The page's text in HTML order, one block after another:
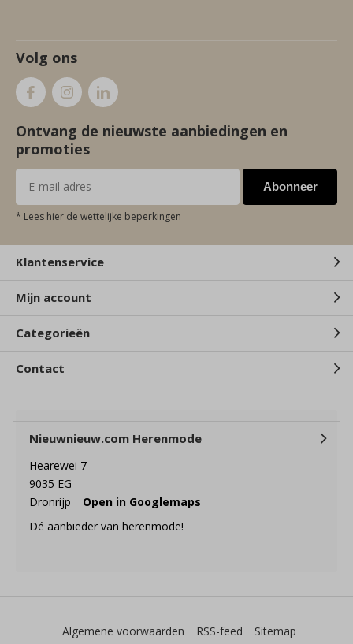
Volg ons
Ontvang de nieuwste aanbiedingen en
promoties
Abonneer
* Lees hier de wettelijke beperkingen
Klantenservice
Mijn account
Categorieën
Contact
Nieuwnieuw.com Herenmode
Hearewei 7
9035 EG
Dronrijp
Open in Googlemaps
Dé aanbieder van herenmode!
Algemene voorwaarden RSS-feed Sitemap